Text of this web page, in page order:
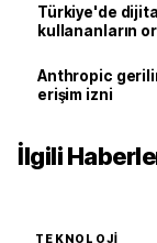
Türkiye'de
kullananların
Anthropic
erişim izni
İlgili
TEKNOLOJI